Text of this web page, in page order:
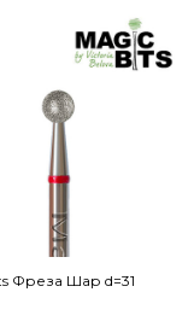
Фреза Шар d=31